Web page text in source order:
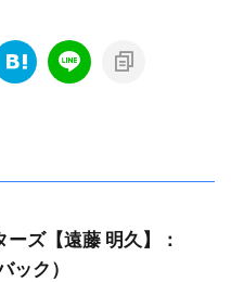
ズ【遠藤 明久】：
ック）